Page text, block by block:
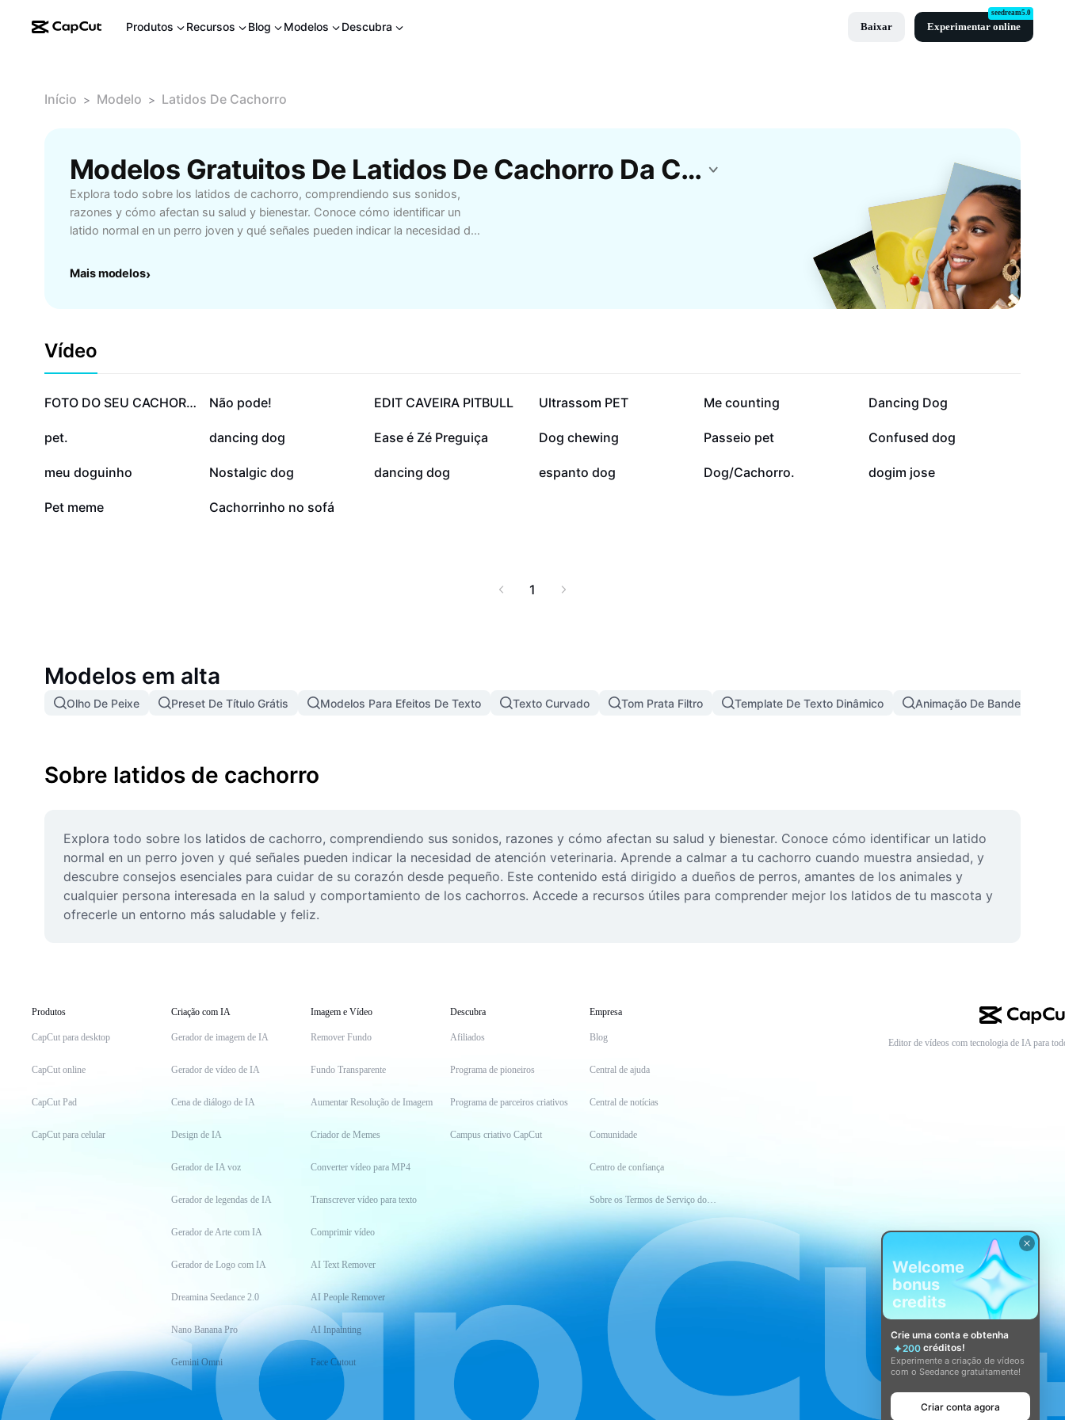
Produtos Recursos Blog Modelos Descubra Baixar Experimentar online
seedream5.0
Início > Modelo > Latidos De Cachorro
Modelos Gratuitos De Latidos De Cachorro Da CapCut
Explora todo sobre los latidos de cachorro, comprendiendo sus sonidos,
razones y cómo afectan su salud y bienestar. Conoce cómo identificar un
latido normal en un perro joven y qué señales pueden indicar la necesidad de
ansiedad, y descubre consejos esenciales para cuidar de su corazón desde
mascota y ofrecerle un entorno más saludable y feliz.
Mais modelos›
Vídeo
125,8 mil FOTO DO SEU CACHORRO 84,1 mil
Não pode! 76,3 mil
EDIT CAVEIRA PITBULL 53 mil
Ultrassom PET 38,5 mil
Me counting 37,9 mil
Dancing Dog
32,4 mil
pet. 18,4 mil
dancing dog 17,2 mil
Ease é Zé Preguiça 11,4 mil
Dog chewing 4,4 mil
Passeio pet 3,7 mil
Confused dog
2,3 mil
meu doguinho 1,9 mil
Nostalgic dog 1,3 mil
dancing dog 1,1 mil
espanto dog 180
Dog/Cachorro. 79
dogim jose
44
Pet meme 34
Cachorrinho no sofá
1
Modelos em alta
Olho De Peixe Preset De Título Grátis Modelos Para Efeitos De Texto Texto Curvado Tom Prata Filtro Template De Texto Dinâmico Animação De Bandeira
Sobre latidos de cachorro
Explora todo sobre los latidos de cachorro, comprendiendo sus sonidos, razones y cómo afectan su salud y bienestar. Conoce cómo identificar un latido
normal en un perro joven y qué señales pueden indicar la necesidad de atención veterinaria. Aprende a calmar a tu cachorro cuando muestra ansiedad, y
descubre consejos esenciales para cuidar de su corazón desde pequeño. Este contenido está dirigido a dueños de perros, amantes de los animales y
cualquier persona interesada en la salud y comportamiento de los cachorros. Accede a recursos útiles para comprender mejor los latidos de tu mascota y
ofrecerle un entorno más saludable y feliz.
Produtos
CapCut para desktop
CapCut online
CapCut Pad
CapCut para celular
Criação com IA
Gerador de imagem de IA
Gerador de vídeo de IA
Cena de diálogo de IA
Design de IA
Gerador de IA voz
Gerador de legendas de IA
Gerador de Arte com IA
Gerador de Logo com IA
Dreamina Seedance 2.0
Nano Banana Pro
Gemini Omni
Imagem e Vídeo
Remover Fundo
Fundo Transparente
Aumentar Resolução de Imagem
Criador de Memes
Converter vídeo para MP4
Transcrever vídeo para texto
Comprimir vídeo
AI Text Remover
AI People Remover
AI Inpainting
Face Cutout
Descubra
Afiliados
Programa de pioneiros
Programa de parceiros criativos
Campus criativo CapCut
Empresa
Blog
Central de ajuda
Central de notícias
Comunidade
Centro de confiança
Sobre os Termos de Serviço do CapCut
Editor de vídeos com tecnologia de IA para
Welcome
bonus
credits
Crie uma conta e obtenha
200 créditos!
Experimente a criação de vídeos
com o Seedance gratuitamente!
Criar conta agora